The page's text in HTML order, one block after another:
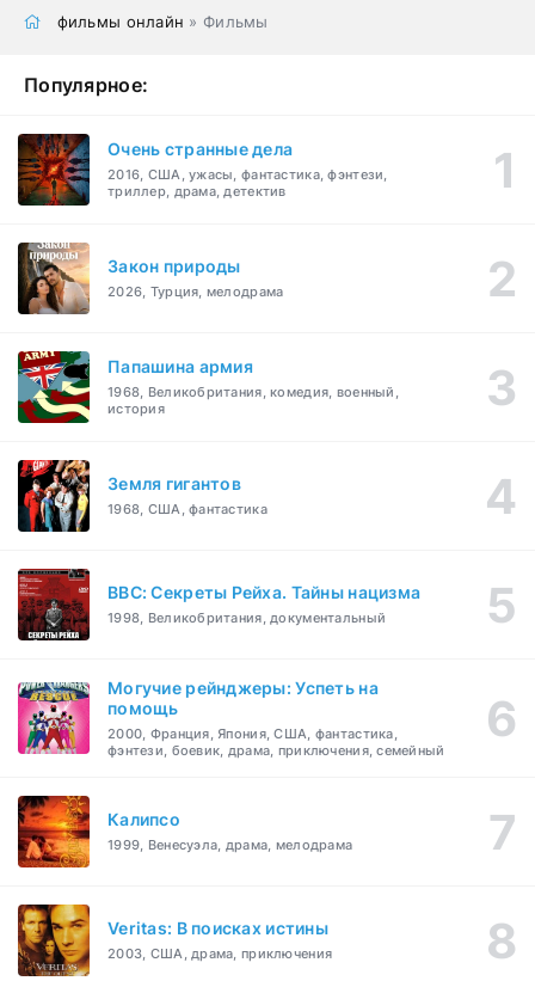
фильмы онлайн » Фильмы
Популярное:
Очень странные дела
2016, США, ужасы, фантастика, фэнтези,
триллер, драма, детектив
Закон природы
2026, Турция, мелодрама
Папашина армия
1968, Великобритания, комедия, военный,
история
Земля гигантов
1968, США, фантастика
BBC: Секреты Рейха. Тайны нацизма
1998, Великобритания, документальный
Могучие рейнджеры: Успеть на
помощь
2000, Франция, Япония, США, фантастика,
фэнтези, боевик, драма, приключения, семейный
Калипсо
1999, Венесуэла, драма, мелодрама
Veritas: В поисках истины
2003, США, драма, приключения